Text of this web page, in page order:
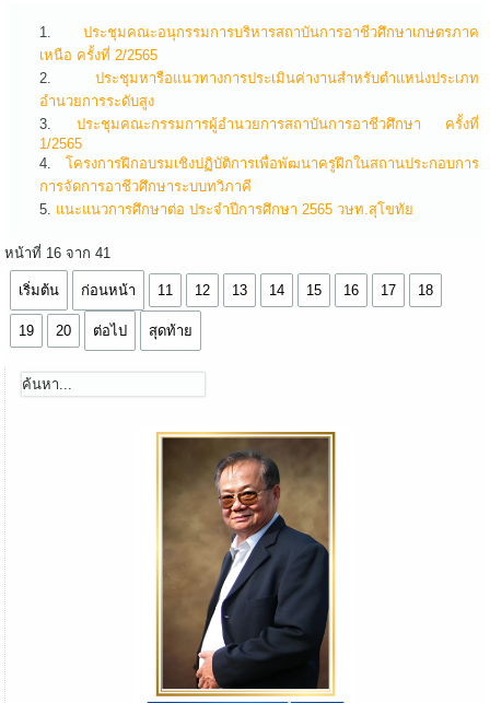
ประชุมคณะอนุกรรมการบริหารสถาบันการอาชีวศึกษาเกษตรภาค
เหนือ ครั้งที่ 2/2565
ประชุมหารือแนวทางการประเมินค่างานสำหรับตำแหน่งประเภท
อำนวยการระดับสูง
ประชุมคณะกรรมการผู้อำนวยการสถาบันการอาชีวศึกษา ครั้งที่
1/2565
โครงการฝึกอบรมเชิงปฏิบัติการเพื่อพัฒนาครูฝึกในสถานประกอบการ
การจัดการอาชีวศึกษาระบบทวิภาคี
แนะแนวการศึกษาต่อ ประจำปีการศึกษา 2565 วษท.สุโขทัย
หน้าที่ 16 จาก 41
เริ่มต้น ก่อนหน้า 11 12 13 14 15 16 17 18
19 20 ต่อไป สุดท้าย